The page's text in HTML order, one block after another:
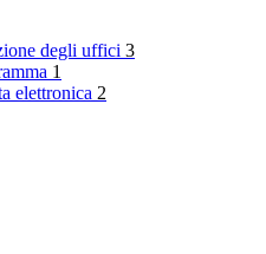
degli uffici 3
1
elettronica 2